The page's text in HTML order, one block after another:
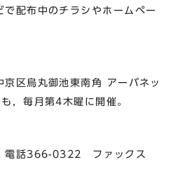
配布中のチラシやホームペー
区烏丸御池東南角 アーバネッ
，毎月第4木曜に開催。
電話366-0322 ファックス